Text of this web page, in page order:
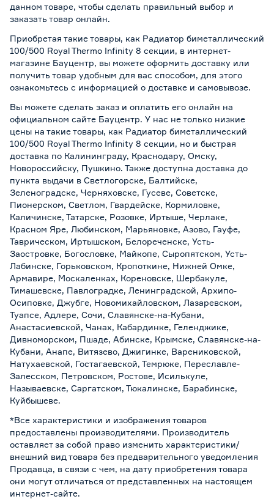
данном товаре, чтобы сделать правильный выбор и
заказать товар онлайн.
Приобретая такие товары, как Радиатор биметаллический
100/500 Royal Thermo Infinity 8 секции, в интернет-
магазине Бауцентр, вы можете оформить доставку или
получить товар удобным для вас способом, для этого
ознакомьтесь с информацией о доставке и самовывозе.
Вы можете сделать заказ и оплатить его онлайн на
официальном сайте Бауцентр. У нас не только низкие
цены на такие товары, как Радиатор биметаллический
100/500 Royal Thermo Infinity 8 секции, но и быстрая
доставка по Калининграду, Краснодару, Омску,
Новороссийску, Пушкино. Также доступна доставка до
пункта выдачи в Светлогорске, Балтийске,
Зеленоградске, Черняховске, Гусеве, Советске,
Пионерском, Светлом, Гвардейске, Кормиловке,
Каличинске, Татарске, Розовке, Иртыше, Черлаке,
Красном Яре, Любинском, Марьяновке, Азово, Гауфе,
Таврическом, Иртышском, Белореченске, Усть-
Заостровке, Богословке, Майкопе, Сыропятском, Усть-
Лабинске, Горьковском, Кропоткине, Нижней Омке,
Армавире, Москаленках, Кореновске, Шербакуле,
Тимашевске, Павлоградке, Ленинградской, Архипо-
Осиповке, Джубге, Новомихайловском, Лазаревском,
Туапсе, Адлере, Сочи, Славянске-на-Кубани,
Анастасиевской, Чанах, Кабардинке, Геленджике,
Дивноморском, Пшаде, Абинске, Крымске, Славянске-на-
Кубани, Анапе, Витязево, Джигинке, Варениковской,
Натухаевской, Гостагаевской, Темрюке, Переславле-
Залесском, Петровском, Ростове, Исилькуле,
Называевске, Саргатском, Тюкалинске, Барабинске,
Куйбышеве.
*Все характеристики и изображения товаров
предоставлены производителями. Производитель
оставляет за собой право изменить характеристики/
внешний вид товара без предварительного уведомления
Продавца, в связи с чем, на дату приобретения товара
они могут отличаться от представленных на настоящем
интернет-сайте.